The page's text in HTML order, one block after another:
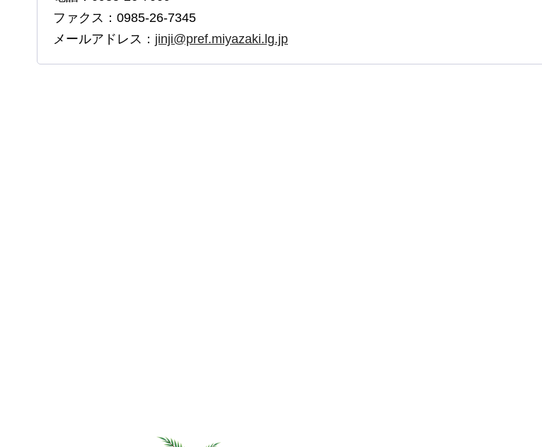
ファクス：0985-26-7345
メールアドレス： jinji@pref.miyazaki.lg.jp